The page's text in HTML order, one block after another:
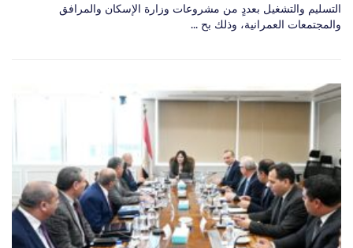
التسليم والتشغيل بعددٍ من مشروعات وزارة الإسكان والمرافق
والمجتمعات العمرانية، وذلك بح ...